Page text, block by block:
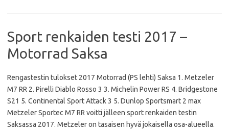
Sport renkaiden testi 2017 –
Motorrad Saksa
Rengastestin tulokset 2017 Motorrad (PS lehti) Saksa 1. Metzeler
M7 RR 2. Pirelli Diablo Rosso 3 3. Michelin Power RS 4. Bridgestone
S21 5. Continental Sport Attack 3 5. Dunlop Sportsmart 2 max
Metzeler Sportec M7 RR voitti jälleen sport renkaiden testin
Saksassa 2017. Metzeler on tasaisen hyvä jokaisella osa-alueella.